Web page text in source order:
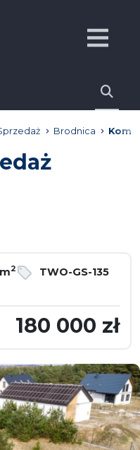
Brodnica
2
TWO-GS-135
180 000 zł